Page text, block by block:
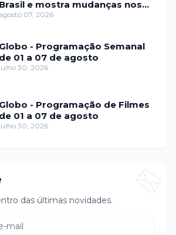
Brasil e mostra mudanças nos
relacionamentos
agosto 07, 2026
Globo - Programação Semanal
de 01 a 07 de agosto
julho 30, 2026
Globo - Programação de Filmes
de 01 a 07 de agosto
julho 30, 2026
das últimas novidades.